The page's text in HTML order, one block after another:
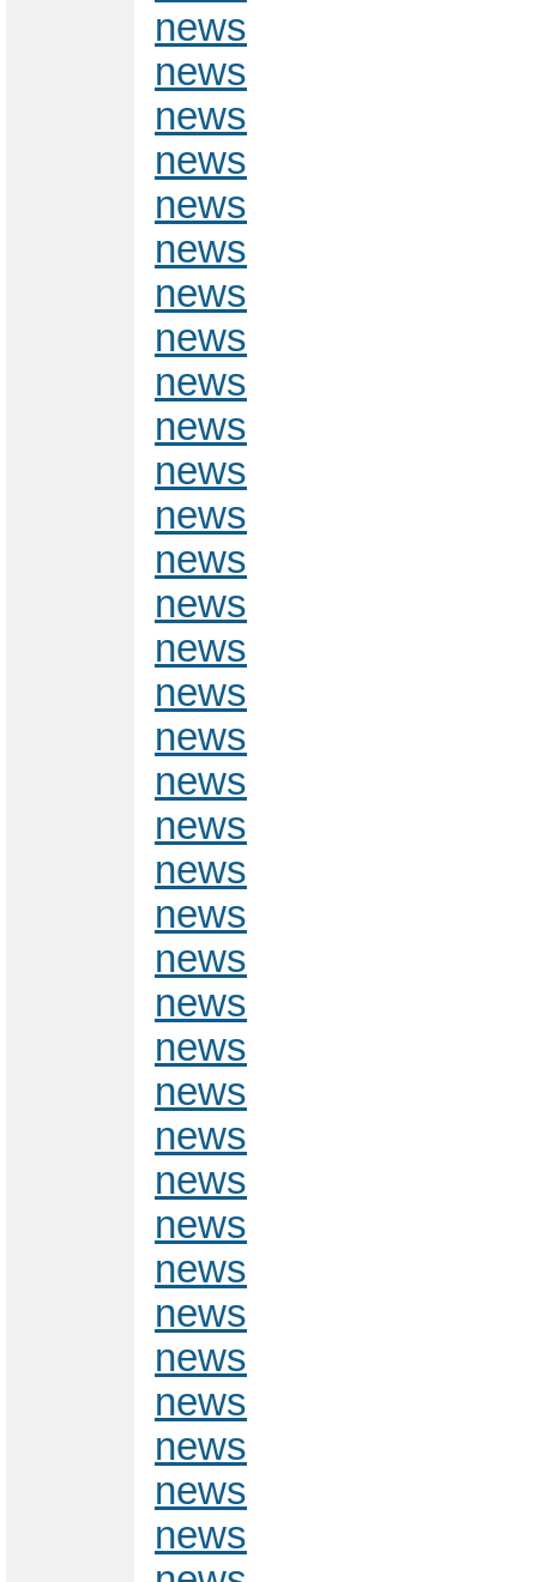
news
news
news
news
news
news
news
news
news
news
news
news
news
news
news
news
news
news
news
news
news
news
news
news
news
news
news
news
news
news
news
news
news
news
news